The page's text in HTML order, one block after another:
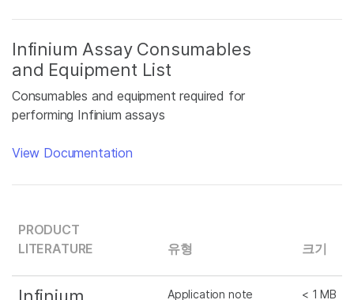
Infinium Assay Consumables
and Equipment List
Consumables and equipment required for
performing Infinium assays
View Documentation
PRODUCT
LITERATURE
유형 크기
Application note < 1 MB